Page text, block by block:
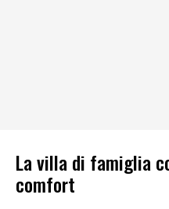
La villa di famiglia
comfort